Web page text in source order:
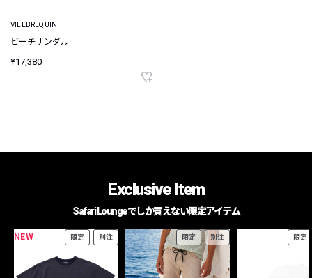
VILEBREQUIN
ビーチサンダル
¥17,380
Exclusive Item
Safari Loungeでしか買えない限定アイテム
NEW 限定 別注 限定 別注 限定